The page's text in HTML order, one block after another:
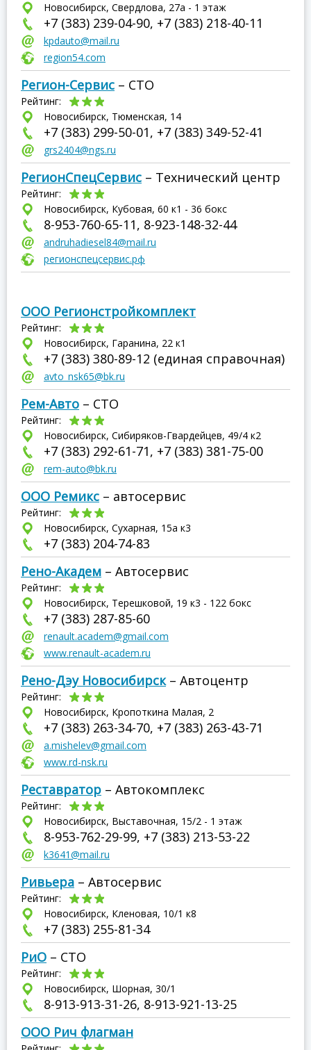
Новосибирск, Свердлова, 27а - 1 этаж
+7 (383) 239-04-90, +7 (383) 218-40-11
kpdauto@mail.ru
region54.com
Регион-Сервис – СТО
Рейтинг:
Новосибирск, Тюменская, 14
+7 (383) 299-50-01, +7 (383) 349-52-41
grs2404@ngs.ru
РегионСпецСервис – Технический центр
Рейтинг:
Новосибирск, Кубовая, 60 к1 - 36 бокс
8-953-760-65-11, 8-923-148-32-44
andruhadiesel84@mail.ru
регионспецсервис.рф
ООО Регионстройкомплект
Рейтинг:
Новосибирск, Гаранина, 22 к1
+7 (383) 380-89-12 (единая справочная)
avto_nsk65@bk.ru
Рем-Авто – СТО
Рейтинг:
Новосибирск, Сибиряков-Гвардейцев, 49/4 к2
+7 (383) 292-61-71, +7 (383) 381-75-00
rem-auto@bk.ru
ООО Ремикс – автосервис
Рейтинг:
Новосибирск, Сухарная, 15а к3
+7 (383) 204-74-83
Рено-Академ – Автосервис
Рейтинг:
Новосибирск, Терешковой, 19 к3 - 122 бокс
+7 (383) 287-85-60
renault.academ@gmail.com
www.renault-academ.ru
Рено-Дэу Новосибирск– Автоцентр
Рейтинг:
Новосибирск, Кропоткина Малая, 2
+7 (383) 263-34-70, +7 (383) 263-43-71
a.mishelev@gmail.com
www.rd-nsk.ru
Реставратор – Автокомплекс
Рейтинг:
Новосибирск, Выставочная, 15/2 - 1 этаж
8-953-762-29-99, +7 (383) 213-53-22
k3641@mail.ru
Ривьера – Автосервис
Рейтинг:
Новосибирск, Кленовая, 10/1 к8
+7 (383) 255-81-34
РиО – СТО
Рейтинг:
Новосибирск, Шорная, 30/1
8-913-913-31-26, 8-913-921-13-25
ООО Рич флагман